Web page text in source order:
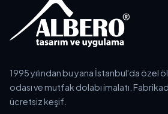
1995 yılından bu yana İstanbul'da özel
odası ve mutfak dolabı imalatı.
ücretsiz keşif.